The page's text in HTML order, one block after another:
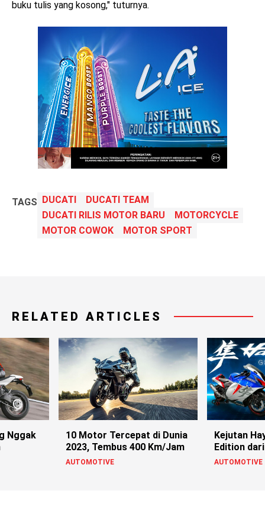
buku tulis yang kosong," tuturnya.
TAGS DUCATI
DUCATI TEAM
DUCATI RILIS MOTOR BARU
MOTORCYCLE
MOTOR COWOK
MOTOR SPORT
RELATED ARTICLES
Nggak
10 Motor Tercepat di Dunia
2023, Tembus 400 Km/Jam
AUTOMOTIVE
Kejutan
Edition
AUTOMOTIVE